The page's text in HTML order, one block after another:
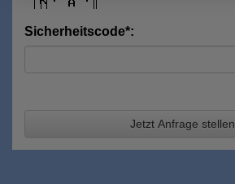
Sicherheitscode*:
Jetzt Anfrage stellen